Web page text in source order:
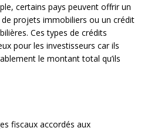
certains pays peuvent offrir un
projets immobiliers ou un crédit
Ces types de crédits
pour les investisseurs car ils
le montant total qu’ils
fiscaux accordés aux